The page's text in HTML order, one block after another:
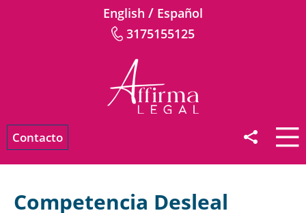
English / Español
3175155125
Contacto
Competencia Desleal